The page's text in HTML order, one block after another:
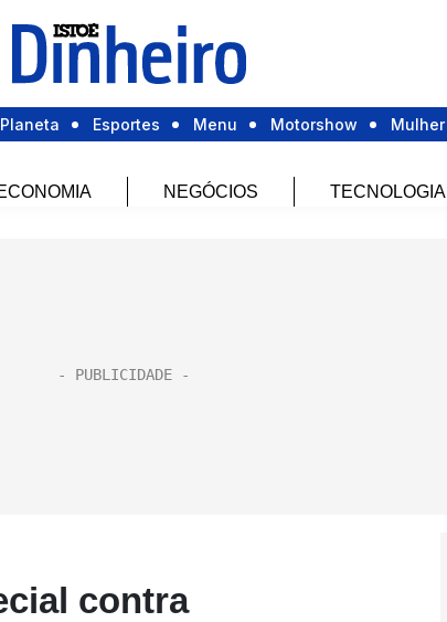
Planeta Esportes Menu Motorshow Mulher
NEGÓCIOS TECNOLOGIA
contra